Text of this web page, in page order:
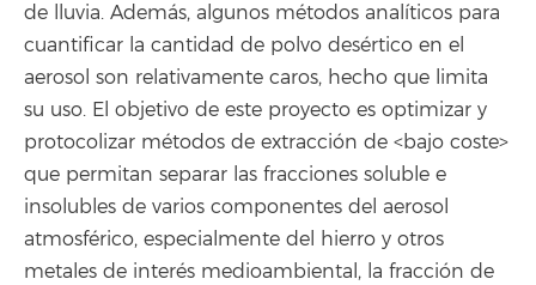
de lluvia. Además, algunos métodos analíticos para
cuantificar la cantidad de polvo desértico en el
aerosol son relativamente caros, hecho que limita
su uso. El objetivo de este proyecto es optimizar y
protocolizar métodos de extracción de <bajo coste>
que permitan separar las fracciones soluble e
insolubles de varios componentes del aerosol
atmosférico, especialmente del hierro y otros
metales de interés medioambiental, la fracción de